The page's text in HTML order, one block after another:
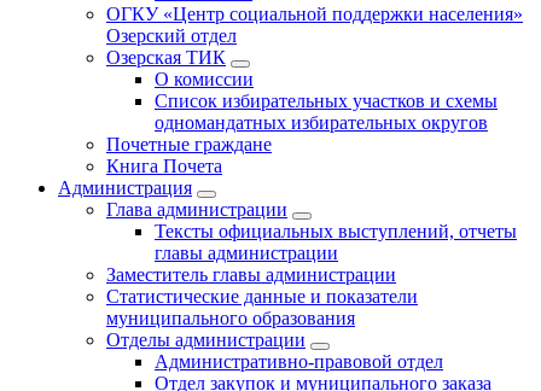
ОГКУ «Центр социальной поддержки населения»
Озерский отдел
Озерская ТИК
О комиссии
Список избирательных участков и схемы
одномандатных избирательных округов
Почетные граждане
Книга Почета
Администрация
Глава администрации
Тексты официальных выступлений, отчеты
главы администрации
Заместитель главы администрации
Статистические данные и показатели
муниципального образования
Отделы администрации
Административно-правовой отдел
Отдел закупок и муниципального заказа